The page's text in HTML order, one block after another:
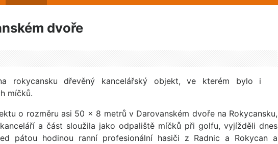
dvoře
rokycansku dřevěný kancelářský objekt, ve kterém bylo i
míčků.
o rozměru asi 50 × 8 metrů v Darovanském dvoře na Rokycansku,
a část sloužila jako odpaliště míčků při golfu, vyjížděli dnes
pátou hodinou ranní profesionální hasiči z Radnic a Rokycan a